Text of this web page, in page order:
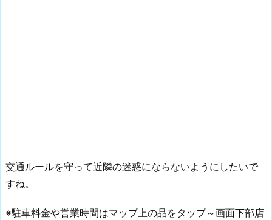
交通ルールを守って近隣の迷惑にならないようにしたいで
すね。
※駐車料金や営業時間はマップ上の品をタップ～画面下部店